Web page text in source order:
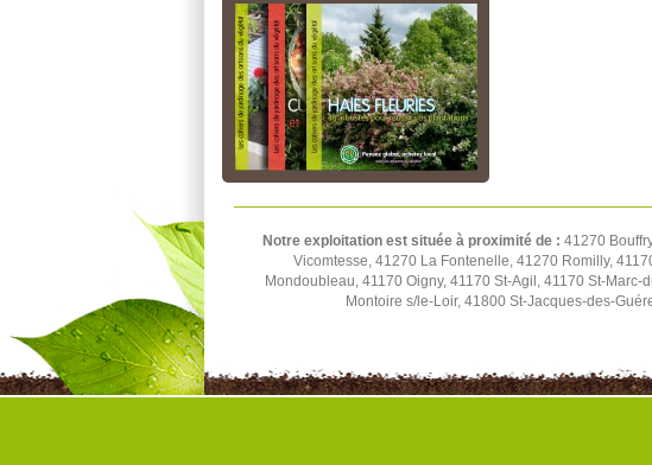
Notre exploitation est située à proximité de : 41270
Vicomtesse, 41270 La Fontenelle, 41270 Romilly,
Mondoubleau, 41170 Oigny, 41170 St-Agil, 41170 St-
Montoire s/le-Loir, 41800 St-Jacques-des-